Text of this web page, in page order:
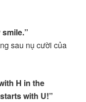
sau nụ cười của
H in the
with U!”